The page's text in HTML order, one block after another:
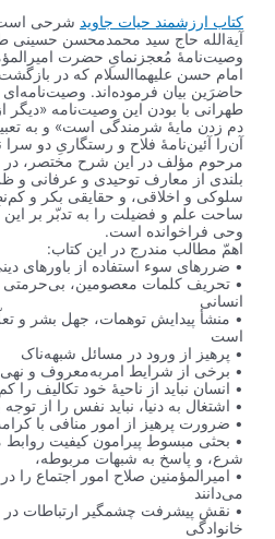
کتاب ارزشمند حیات جاوید شرحی است
آیة‌الله حاج سید محمدمحسن حسینی
وصیت‌نامۀ مُعجز‌نمایِ حضرت
امام حسن علیهما‌السلام که در
حاضرَین بیان فرموده‌اند. وصیت‌نامه‌ای
طهرانی با بودن این وصیت‌نامه «دیگر
دم زدن مایۀ شرمندگی است» و به
آن‌را آئین‌نامۀ فلاح و رستگاریِ دو سرا
مرحوم مؤلف در این شرح مختصر، در
بلندی از معارف توحیدی و عرفانی و
سلوکی و اخلاقی، و حقایقی بکر و
ساحت علم و فضیلت را به تدبّر بر این
وحی فراخوانده است.
اهمّ مطالب مندرج در این کتاب:
• ضررهای سوء استفاده از باورهای
• تحریف کلمات معصومین، بی‌حرمتی
انسانی
• منشأ پیدایش توهمات، جهل بشر و
است
• پرهیز از ورود در مسائل شبهه‌ناک
• برخی از شرایط امر‌به‌معروف و
• انسان نباید از ناحیۀ خود تکالیف را
• اشتغال به دنیا، نباید نفس را از توجه
• ضرورت پرهیز از امور منافی با
• بحثی مبسوط پیرامون کیفیت
شرع، و پاسخ به شبهات مربوطه،
• امیرالمؤمنین صلاح امور اجتماع را
می‌دانند
• نقش پیشرفت چشمگیر ارتباطات در
خانوادگی